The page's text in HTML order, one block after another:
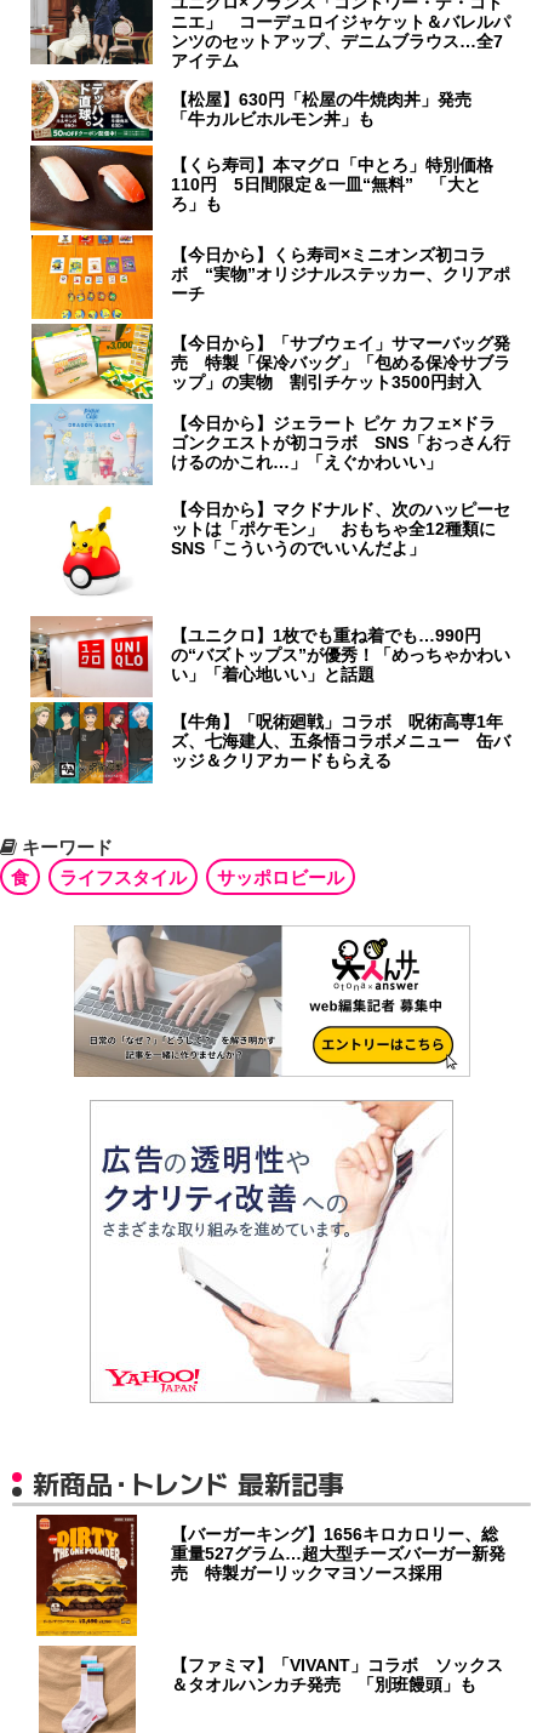
ニエ」 コーデュロイジャケット＆バレルパ
ンツのセットアップ、デニムブラウス…全7
アイテム
【松屋】630円「松屋の牛焼肉丼」発売
「牛カルビホルモン丼」も
【くら寿司】本マグロ「中とろ」特別価格
110円 5日間限定＆一皿“無料” 「大と
ろ」も
【今日から】くら寿司×ミニオンズ初コラ
ボ “実物”オリジナルステッカー、クリアポ
ーチ
【今日から】「サブウェイ」サマーバッグ発
売 特製「保冷バッグ」「包める保冷サブラ
ップ」の実物 割引チケット3500円封入
【今日から】ジェラート ピケ カフェ×ドラ
ゴンクエストが初コラボ SNS「おっさん行
けるのかこれ…」「えぐかわいい」
【今日から】マクドナルド、次のハッピーセ
ットは「ポケモン」 おもちゃ全12種類に
SNS「こういうのでいいんだよ」
【ユニクロ】1枚でも重ね着でも…990円
の“バズトップス”が優秀！「めっちゃかわい
い」「着心地いい」と話題
【牛角】「呪術廻戦」コラボ 呪術高専1年
ズ、七海建人、五条悟コラボメニュー 缶バ
ッジ＆クリアカードもらえる
キーワード
食
ライフスタイル サッポロビール
新商品・トレンド 最新記事
【バーガーキング】1656キロカロリー、総
重量527グラム…超大型チーズバーガー新発
売 特製ガーリックマヨソース採用
【ファミマ】「VIVANT」コラボ ソックス
＆タオルハンカチ発売 「別班饅頭」も